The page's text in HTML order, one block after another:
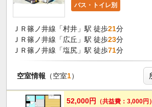
バス・トイレ別
ＪＲ篠ノ井線「村井」駅 徒歩21分
ＪＲ篠ノ井線「広丘」駅 徒歩23分
ＪＲ篠ノ井線「塩尻」駅 徒歩71分
空室情報 （空室1）
52,000円
（共益費：3,000円）